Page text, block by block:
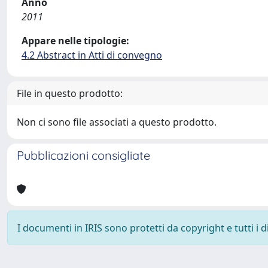
2011
Appare nelle tipologie:
4.2 Abstract in Atti di convegno
File in questo prodotto:
Non ci sono file associati a questo prodotto.
Pubblicazioni consigliate
I documenti in IRIS sono protetti da copyright e tutti i